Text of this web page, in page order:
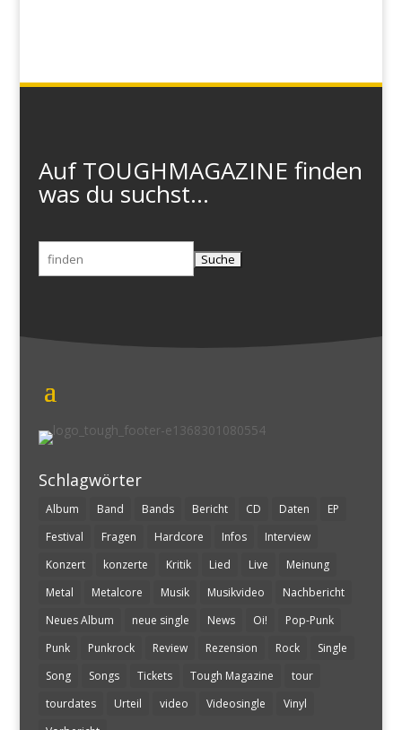
Auf TOUGHMAGAZINE finden
was du suchst...
Suchen
nach:
Schlagwörter
Album Band Bands Bericht CD Daten
EP
Festival
Fragen Hardcore Infos
Interview
Konzert
konzerte Kritik Lied Live
Meinung
Metal
Metalcore Musik Musikvideo
Nachbericht
Neues Album
neue single News Oi!
Pop-Punk
Punk
Punkrock Review Rezension Rock
Single
Song
Songs Tickets Tough Magazine
tour
tourdates
Urteil video Videosingle
Vinyl